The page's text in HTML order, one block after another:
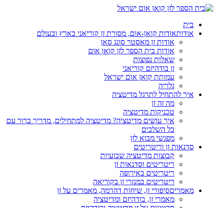
בית
אודותאודות קואן-אום, מסורת זן קוריאני בארץ ובעולם
אודות זן מאסטר סונג סאן
אודות בית הספר לזן קואן אום
שאלות נפוצות
זן בודהיזם קוריאני
עמותת קואן אום ישראל
גלריה
איך להתחיל לתרגל מדיטציה
מה זה זן
טכניקות מדיטציה
איך עושים מדיטציה? מדיטציה למתחילים, מדריך ברור עם
כל השלבים
מפגשי מבוא לזן
סדנאות זן וריטריטים
קבוצות מדיטציה שבועיות
ריטריטים וסדנאות זן
ריטריטים באירופה
ריטריטים במנזרי זן בקוריאה
מאמריםסיפורי זן, שיחות דהרמה, מאמרים על זן
מאמרי זן, בודהיזם ומדיטציה